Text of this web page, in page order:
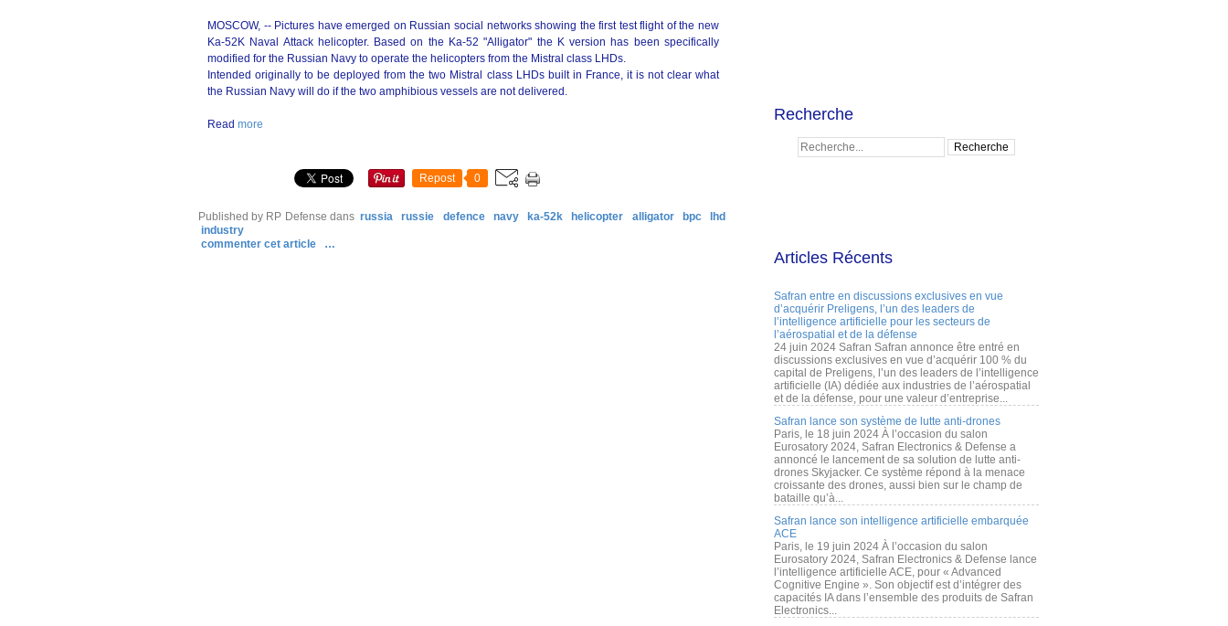
MOSCOW, -- Pictures have emerged on Russian social networks showing the first test flight of the new
Ka-52K Naval Attack helicopter. Based on the Ka-52 "Alligator" the K version has been specifically
modified for the Russian Navy to operate the helicopters from the Mistral class LHDs.
Intended originally to be deployed from the two Mistral class LHDs built in France, it is not clear what
the Russian Navy will do if the two amphibious vessels are not delivered.
Read more
Repost 0
Published by RP Defense dans russia russie defence navy ka-52k helicopter alligator bpc
lhd
industry
commenter cet article
…
Recherche
Articles Récents
Safran entre en discussions exclusives en vue
d’acquérir Preligens, l’un des leaders de
l’intelligence artificielle pour les secteurs de
l’aérospatial et de la défense
24 juin 2024 Safran Safran annonce être entré en
discussions exclusives en vue d’acquérir 100 % du
capital de Preligens, l’un des leaders de l’intelligence
artificielle (IA) dédiée aux industries de l’aérospatial
et de la défense, pour une valeur d’entreprise...
Safran lance son système de lutte anti-drones
Paris, le 18 juin 2024 À l’occasion du salon
Eurosatory 2024, Safran Electronics & Defense a
annoncé le lancement de sa solution de lutte anti-
drones Skyjacker. Ce système répond à la menace
croissante des drones, aussi bien sur le champ de
bataille qu’à...
Safran lance son intelligence artificielle embarquée
ACE
Paris, le 19 juin 2024 À l’occasion du salon
Eurosatory 2024, Safran Electronics & Defense lance
l’intelligence artificielle ACE, pour « Advanced
Cognitive Engine ». Son objectif est d’intégrer des
capacités IA dans l’ensemble des produits de Safran
Electronics...